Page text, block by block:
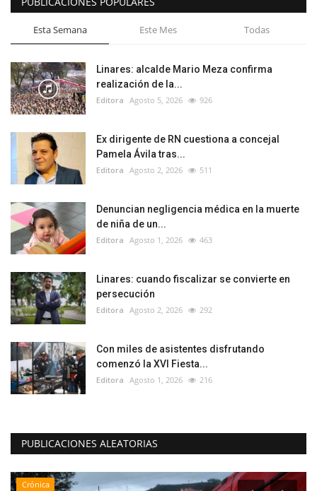
Esta Semana Este Mes Todas
Linares: alcalde Mario Meza confirma
realización de la...
Editora Agosto 5, 2026 926
Ex dirigente de RN cuestiona a concejal
Pamela Ávila tras...
Editora Agosto 2, 2026 511
Denuncian negligencia médica en la muerte
de niña de un...
Editora Agosto 1, 2026 463
Linares: cuando fiscalizar se convierte en
persecución
Editora Agosto 2, 2026 292
Con miles de asistentes disfrutando
comenzó la XVI Fiesta...
Editora Agosto 1, 2026 216
PUBLICACIONES ALEATORIAS
Espectáculos